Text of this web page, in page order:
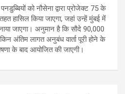
को नौसेना द्वारा प्रोजेक्ट 75 के
हासिल किया जाएगा, जहां उन्हें मुंबई में
जाएगा। अनुमान है कि सौदे 90,000
अंतिम लागत अनुबंध वार्ता पूरी होने के
के बाद आयोजित की जाएगी।